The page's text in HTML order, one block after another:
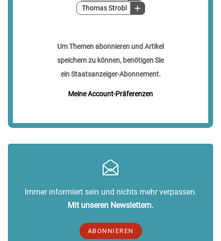
Thomas Strobl
Um Themen abonnieren und Artikel
speichern zu können, benötigen Sie
ein Staatsanzeiger-Abonnement.
Meine Account-Präferenzen
Immer informiert sein und nichts mehr verpassen.
Mit unseren Newslettern.
ABONNIEREN